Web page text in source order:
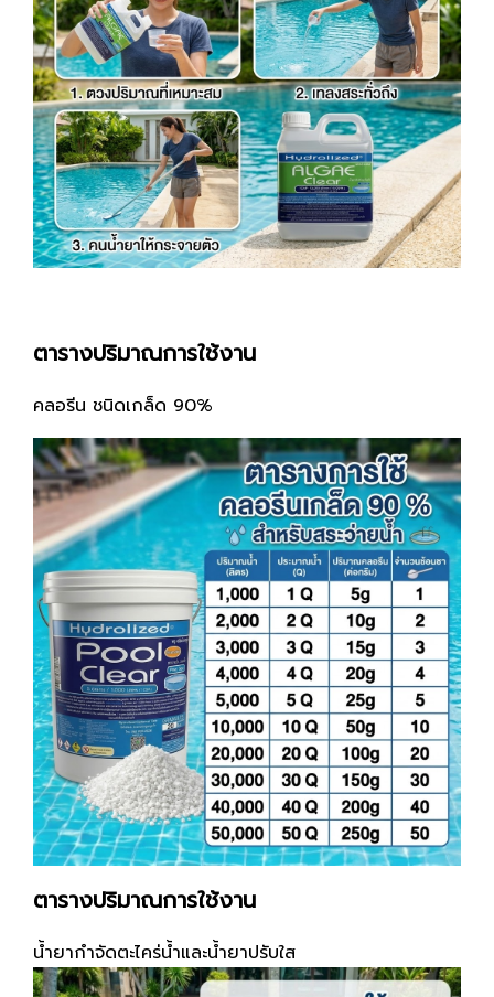
ตารางปริมาณการใช้งาน
คลอรีน ชนิดเกล็ด 90%
ตารางปริมาณการใช้งาน
น้ำยากำจัดตะไคร่น้ำและน้ำยาปรับใส